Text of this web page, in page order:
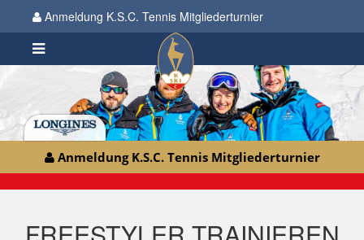
Anmeldung K.S.C. Tennis Mitgliederturnier
Anmeldung K.S.C. Tennis Mitgliederturnier